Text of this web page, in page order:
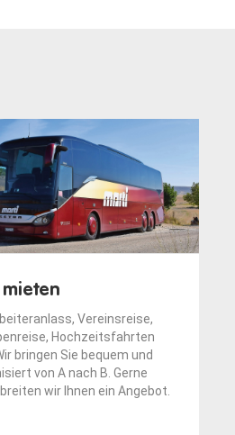
mieten
Vereinsreise,
Hochzeitsfahrten
bringen Sie bequem und
von A nach B. Gerne
wir Ihnen ein Angebot.